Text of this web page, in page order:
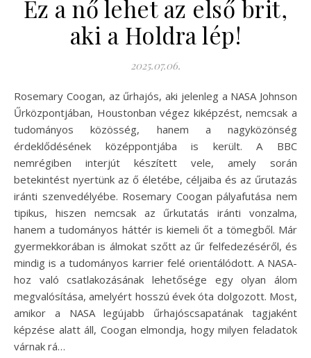
Ez a nő lehet az első brit,
aki a Holdra lép!
2025.07.06.
Rosemary Coogan, az űrhajós, aki jelenleg a NASA Johnson
Űrközpontjában, Houstonban végez kiképzést, nemcsak a
tudományos közösség, hanem a nagyközönség
érdeklődésének középpontjába is került. A BBC
nemrégiben interjút készített vele, amely során
betekintést nyertünk az ő életébe, céljaiba és az űrutazás
iránti szenvedélyébe. Rosemary Coogan pályafutása nem
tipikus, hiszen nemcsak az űrkutatás iránti vonzalma,
hanem a tudományos háttér is kiemeli őt a tömegből. Már
gyermekkorában is álmokat szőtt az űr felfedezéséről, és
mindig is a tudományos karrier felé orientálódott. A NASA-
hoz való csatlakozásának lehetősége egy olyan álom
megvalósítása, amelyért hosszú évek óta dolgozott. Most,
amikor a NASA legújabb űrhajóscsapatának tagjaként
képzése alatt áll, Coogan elmondja, hogy milyen feladatok
várnak rá…